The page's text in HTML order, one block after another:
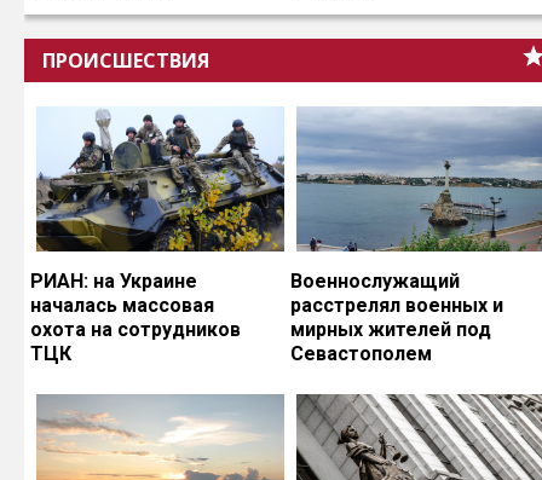
ПРОИСШЕСТВИЯ
РИАН: на Украине
началась массовая
охота на сотрудников
ТЦК
Военнослужащий
расстрелял военных и
мирных жителей под
Севастополем